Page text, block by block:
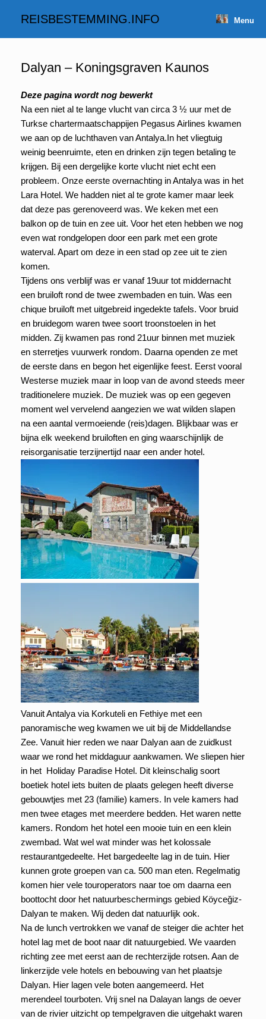
REISBESTEMMING.INFO Menu
Dalyan – Koningsgraven Kaunos
Deze pagina wordt nog bewerkt
Na een niet al te lange vlucht van circa 3 ½ uur met de
Turkse chartermaatschappijen Pegasus Airlines kwamen
we aan op de luchthaven van Antalya.In het vliegtuig
weinig beenruimte, eten en drinken zijn tegen betaling te
krijgen. Bij een dergelijke korte vlucht niet echt een
probleem. Onze eerste overnachting in Antalya was in het
Lara Hotel. We hadden niet al te grote kamer maar leek
dat deze pas gerenoveerd was. We keken met een
balkon op de tuin en zee uit. Voor het eten hebben we nog
even wat rondgelopen door een park met een grote
waterval. Apart om deze in een stad op zee uit te zien
komen.
Tijdens ons verblijf was er vanaf 19uur tot middernacht
een bruiloft rond de twee zwembaden en tuin. Was een
chique bruiloft met uitgebreid ingedekte tafels. Voor bruid
en bruidegom waren twee soort troonstoelen in het
midden. Zij kwamen pas rond 21uur binnen met muziek
en sterretjes vuurwerk rondom. Daarna openden ze met
de eerste dans en begon het eigenlijke feest. Eerst vooral
Westerse muziek maar in loop van de avond steeds meer
traditionelere muziek. De muziek was op een gegeven
moment wel vervelend aangezien we wat wilden slapen
na een aantal vermoeiende (reis)dagen. Blijkbaar was er
bijna elk weekend bruiloften en ging waarschijnlijk de
reisorganisatie terzijnertijd naar een ander hotel.
Vanuit Antalya via Korkuteli en Fethiye met een
panoramische weg kwamen we uit bij de Middellandse
Zee. Vanuit hier reden we naar Dalyan aan de zuidkust
waar we rond het middaguur aankwamen. We sliepen hier
in het Holiday Paradise Hotel. Dit kleinschalig soort
boetiek hotel iets buiten de plaats gelegen heeft diverse
gebouwtjes met 23 (familie) kamers. In vele kamers had
men twee etages met meerdere bedden. Het waren nette
kamers. Rondom het hotel een mooie tuin en een klein
zwembad. Wat wel wat minder was het kolossale
restaurantgedeelte. Het bargedeelte lag in de tuin. Hier
kunnen grote groepen van ca. 500 man eten. Regelmatig
komen hier vele touroperators naar toe om daarna een
boottocht door het natuurbeschermings gebied Köyceğiz-
Dalyan te maken. Wij deden dat natuurlijk ook.
Na de lunch vertrokken we vanaf de steiger die achter het
hotel lag met de boot naar dit natuurgebied. We vaarden
richting zee met eerst aan de rechterzijde rotsen. Aan de
linkerzijde vele hotels en bebouwing van het plaatsje
Dalyan. Hier lagen vele boten aangemeerd. Het
merendeel tourboten. Vrij snel na Dalayan langs de oever
van de rivier uitzicht op tempelgraven die uitgehakt waren